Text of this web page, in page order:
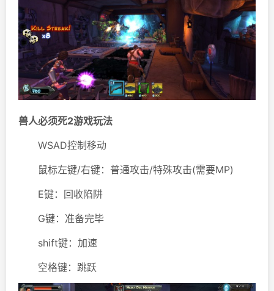
兽人必须死2游戏玩法
WSAD控制移动
鼠标左键/右键：普通攻击/特殊攻击(需要MP)
E键：回收陷阱
G键：准备完毕
shift键：加速
空格键：跳跃